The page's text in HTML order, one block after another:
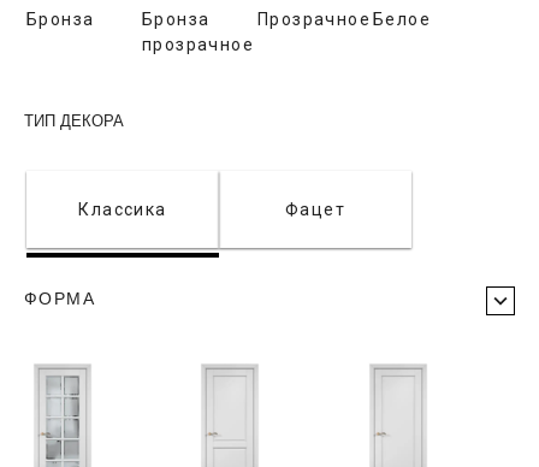
Бронза
Бронза
прозрачное
Прозрачное Белое
ТИП ДЕКОРА
Классика Фацет
ФОРМА